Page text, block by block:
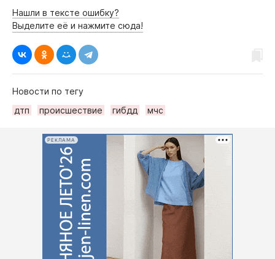
Нашли в тексте ошибку?
Выделите её и нажмите сюда!
Новости по тегу
дтп
происшествие гибдд мчс
РЕКЛАМА